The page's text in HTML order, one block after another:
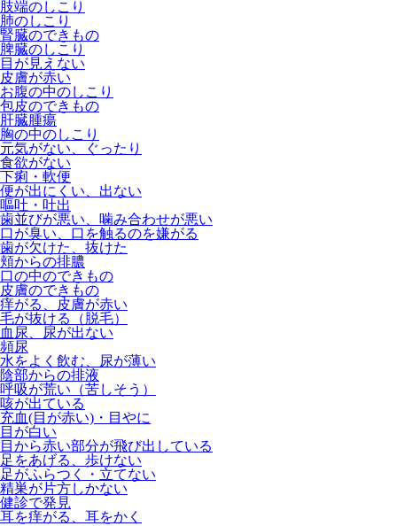
肢端のしこり
肺のしこり
腎臓のできもの
脾臓のしこり
目が見えない
皮膚が赤い
お腹の中のしこり
包皮のできもの
肝臓腫瘍
胸の中のしこり
元気がない、ぐったり
食欲がない
下痢・軟便
便が出にくい、出ない
嘔吐・吐出
歯並びが悪い、噛み合わせが悪い
口が臭い、口を触るのを嫌がる
歯が欠けた、抜けた
頬からの排膿
口の中のできもの
皮膚のできもの
痒がる、皮膚が赤い
毛が抜ける（脱毛）
血尿、尿が出ない
頻尿
水をよく飲む、尿が薄い
陰部からの排液
呼吸が荒い（苦しそう）
咳が出ている
充血(目が赤い)・目やに
目が白い
目から赤い部分が飛び出している
足をあげる、歩けない
足がふらつく・立てない
精巣が片方しかない
健診で発見
耳を痒がる、耳をかく